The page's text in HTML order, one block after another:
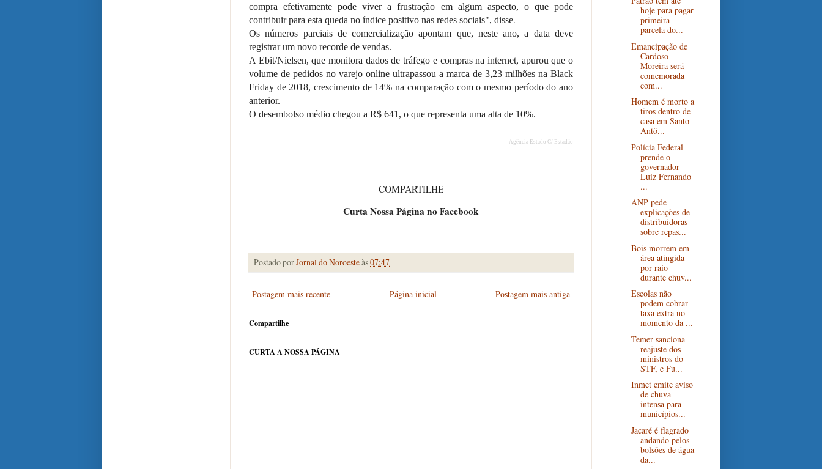
compra efetivamente pode viver a frustração em algum aspecto, o que pode
contribuir para esta queda no índice positivo nas redes sociais", disse.
Os números parciais de comercialização apontam que, neste ano, a data deve
registrar um novo recorde de vendas.
A Ebit/Nielsen, que monitora dados de tráfego e compras na internet, apurou que o
volume de pedidos no varejo online ultrapassou a marca de 3,23 milhões na Black
Friday de 2018, crescimento de 14% na comparação com o mesmo período do ano
anterior.
O desembolso médio chegou a R$ 641, o que representa uma alta de 10%.
Agência Estado C/ Estadão
COMPARTILHE
Curta Nossa Página no Facebook
Postado porJornal do Noroesteàs07:47
Postagem mais recente Postagem mais antiga
Página inicial
Compartilhe
CURTA A NOSSA PÁGINA
hoje para pagar
primeira
parcela do...
Emancipação de
Cardoso
Moreira será
comemorada
com...
Homem é morto a
tiros dentro de
casa em Santo
Antô...
Polícia Federal
prende o
governador
Luiz Fernando
...
ANP pede
explicações de
distribuidoras
sobre repas...
Bois morrem em
área atingida
por raio
durante chuv...
Escolas não
podem cobrar
taxa extra no
momento da ...
Temer sanciona
reajuste dos
ministros do
STF, e Fu...
Inmet emite aviso
de chuva
intensa para
municípios...
Jacaré é flagrado
andando pelos
bolsões de água
da...